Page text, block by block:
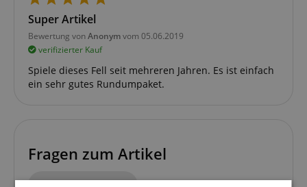
Super Artikel
Bewertung vonAnonymvom 05.06.2019
verifizierter Kauf
Spiele dieses Fell seit mehreren Jahren. Es ist einfach
ein sehr gutes Rundumpaket.
Fragen zum Artikel